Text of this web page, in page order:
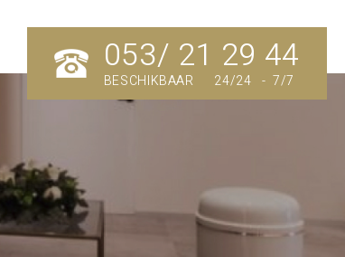
053/ 21 29 44
BESCHIKBAAR 24/24 - 7/7